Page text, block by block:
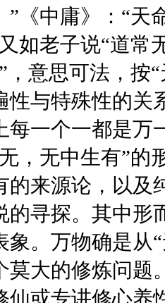
”《中庸》：“天
如老子说“道常
，意思可法，按
性与特殊性的关
每一个一都是万
，无中生有”的
的来源论，以及
的寻探。其中形
象。万物确是从
大的修炼问题
仙或专讲修心养